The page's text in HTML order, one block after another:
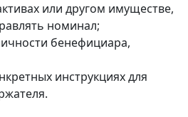
или другом имуществе,
номинал;
бенефициара,
инструкциях для